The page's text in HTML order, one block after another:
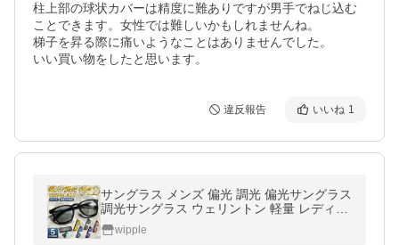
柱上部の球状カバーは精度に難ありですが男手でねじ込む
ことできます。女性では難しいかもしれませんね。
梯子を昇る際に痛いようなことはありませんでした。
いい買い物をしたと思います。
違反報告 いいね 1
サングラス メンズ 偏光 調光 偏光サングラス
調光サングラス ウェリントン 軽量 レディー
ス UVカット スポーツ スポーツサングラス
ドライブ 釣り 運転
wipple